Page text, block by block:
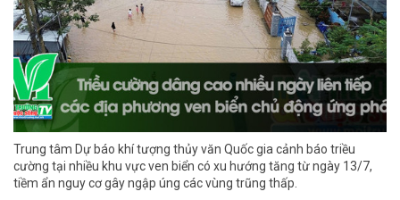
Trung tâm Dự báo khí tượng thủy văn Quốc gia cảnh báo triều
cường tại nhiều khu vực ven biển có xu hướng tăng từ ngày 13/7,
tiềm ẩn nguy cơ gây ngập úng các vùng trũng thấp.